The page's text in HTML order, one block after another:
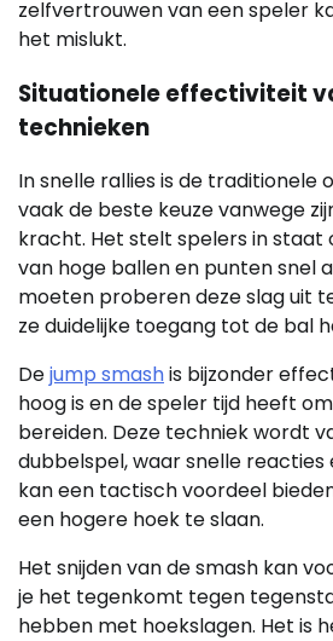
zelfvertrouwen van een speler
het mislukt.
Situationele effectiviteit
technieken
In snelle rallies is de traditionele
vaak de beste keuze vanwege
kracht. Het stelt spelers in
van hoge ballen en punten snel
moeten proberen deze slag uit
ze duidelijke toegang tot de bal
Dejump smashis bijzonder
hoog is en de speler tijd heeft
bereiden. Deze techniek wordt
dubbelspel, waar snelle reacties
kan een tactisch voordeel
een hogere hoek te slaan.
Het snijden van de smash kan
je het tegenkomt tegen
hebben met hoekslagen. Het is